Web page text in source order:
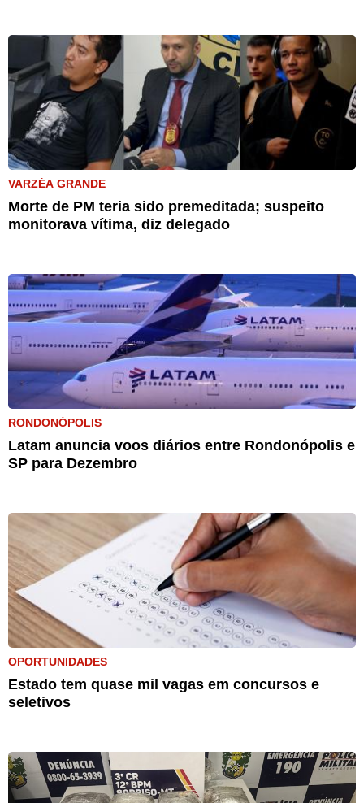
VARZÉA GRANDE
Morte de PM teria sido premeditada; suspeito
monitorava vítima, diz delegado
RONDONÓPOLIS
Latam anuncia voos diários entre Rondonópolis e
SP para Dezembro
OPORTUNIDADES
Estado tem quase mil vagas em concursos e
seletivos